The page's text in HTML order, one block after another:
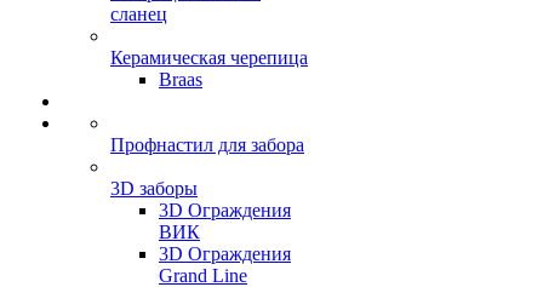
сланец
Керамическая черепица
Braas
Профнастил для забора
3D заборы
3D Ограждения
ВИК
3D Ограждения
Grand Line